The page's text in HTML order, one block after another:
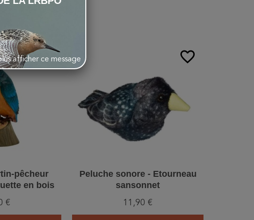
favorite_border
pêcheur
en bois
€
favorite_border
Peluche sonore - Etourneau
sansonnet
11,90 €
afficher ce message